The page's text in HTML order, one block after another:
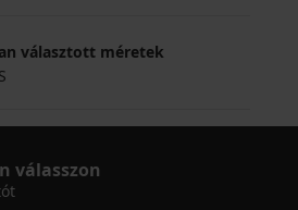
választott méretek
S
válasszon